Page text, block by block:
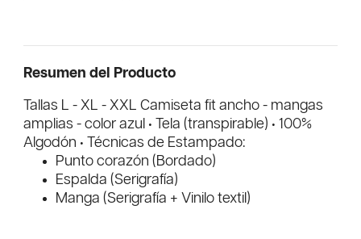
Resumen del Producto
Tallas L - XL - XXL Camiseta fit ancho - mangas
amplias - color azul • Tela (transpirable) • 100%
Algodón • Técnicas de Estampado:
Punto corazón (Bordado)
Espalda (Serigrafía)
Manga (Serigrafía + Vinilo textil)